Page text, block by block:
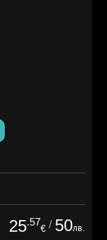
25.57
€ / 50лв.